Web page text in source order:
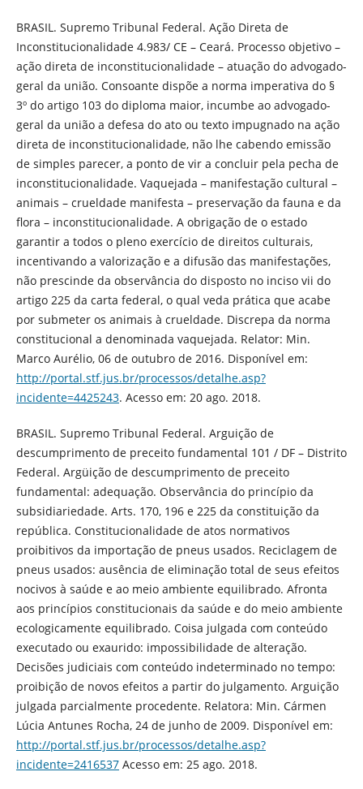
BRASIL. Supremo Tribunal Federal. Ação Direta de
Inconstitucionalidade 4.983/ CE – Ceará. Processo objetivo –
ação direta de inconstitucionalidade – atuação do advogado-
geral da união. Consoante dispõe a norma imperativa do §
3º do artigo 103 do diploma maior, incumbe ao advogado-
geral da união a defesa do ato ou texto impugnado na ação
direta de inconstitucionalidade, não lhe cabendo emissão
de simples parecer, a ponto de vir a concluir pela pecha de
inconstitucionalidade. Vaquejada – manifestação cultural –
animais – crueldade manifesta – preservação da fauna e da
flora – inconstitucionalidade. A obrigação de o estado
garantir a todos o pleno exercício de direitos culturais,
incentivando a valorização e a difusão das manifestações,
não prescinde da observância do disposto no inciso vii do
artigo 225 da carta federal, o qual veda prática que acabe
por submeter os animais à crueldade. Discrepa da norma
constitucional a denominada vaquejada. Relator: Min.
Marco Aurélio, 06 de outubro de 2016. Disponível em:
http://portal.stf.jus.br/processos/detalhe.asp?
incidente=4425243. Acesso em: 20 ago. 2018.
BRASIL. Supremo Tribunal Federal. Arguição de
descumprimento de preceito fundamental 101 / DF – Distrito
Federal. Argüição de descumprimento de preceito
fundamental: adequação. Observância do princípio da
subsidiariedade. Arts. 170, 196 e 225 da constituição da
república. Constitucionalidade de atos normativos
proibitivos da importação de pneus usados. Reciclagem de
pneus usados: ausência de eliminação total de seus efeitos
nocivos à saúde e ao meio ambiente equilibrado. Afronta
aos princípios constitucionais da saúde e do meio ambiente
ecologicamente equilibrado. Coisa julgada com conteúdo
executado ou exaurido: impossibilidade de alteração.
Decisões judiciais com conteúdo indeterminado no tempo:
proibição de novos efeitos a partir do julgamento. Arguição
julgada parcialmente procedente. Relatora: Min. Cármen
Lúcia Antunes Rocha, 24 de junho de 2009. Disponível em:
http://portal.stf.jus.br/processos/detalhe.asp?
incidente=2416537Acesso em: 25 ago. 2018.